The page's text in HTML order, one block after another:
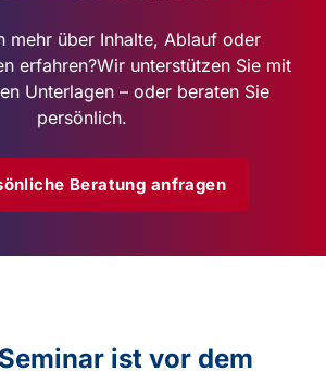
mehr über Inhalte, Ablauf oder
erfahren?Wir unterstützen Sie mit
Unterlagen – oder beraten Sie
persönlich.
Beratung anfragen
ist vor dem